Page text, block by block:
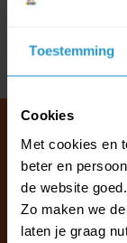
Toestemming
Cookies
Met cookies en
beter en
de website
Zo maken we
laten je graag
Reviews